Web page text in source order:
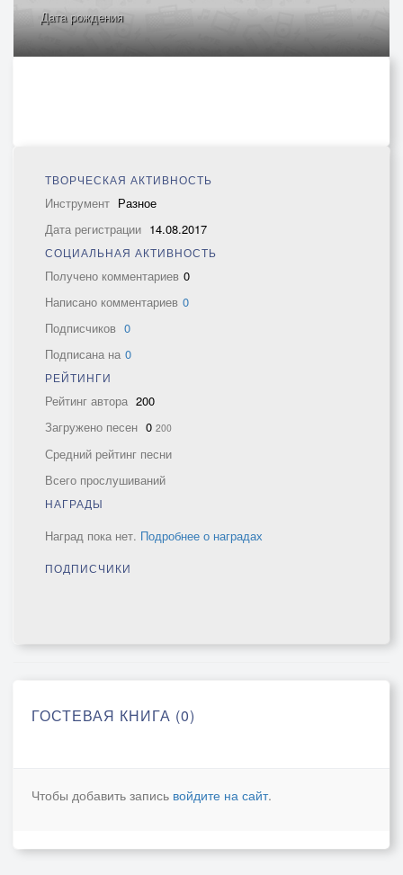
Дата рождения
ТВОРЧЕСКАЯ АКТИВНОСТЬ
Инструмент Разное
Дата регистрации 14.08.2017
СОЦИАЛЬНАЯ АКТИВНОСТЬ
Получено комментариев 0
Написано комментариев 0
Подписчиков 0
Подписана на 0
РЕЙТИНГИ
Рейтинг автора 200
Загружено песен 0 200
Средний рейтинг песни
Всего прослушиваний
НАГРАДЫ
Наград пока нет. Подробнее о наградах
ПОДПИСЧИКИ
ГОСТЕВАЯ КНИГА (0)
Чтобы добавить запись войдите на сайт.